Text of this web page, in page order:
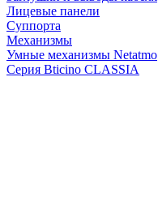
Лицевые панели
Суппорта
Механизмы
Умные механизмы Netatmo
Серия Bticino CLASSIA